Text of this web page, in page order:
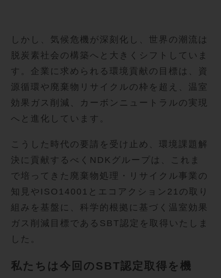
しかし、気候危機が深刻化し、世界の潮流は
脱炭素社会の構築へと大きくシフトしていま
す。企業に求められる環境貢献の目標は、資
源循環や廃棄物リサイクルの枠を超え、温室
効果ガス削減、カーボンニュートラルの実現
へと進化しています。
こうした時代の要請を受け止め、環境課題解
決に貢献するべくNDKグループは、これま
で培ってきた廃棄物処理・リサイクル事業の
知見やISO14001とエコアクション21の取り
組みを基盤に、科学的根拠に基づく温室効果
ガス削減目標であるSBT認定を取得いたしま
した。
私たちは今回のSBT認定取得を機